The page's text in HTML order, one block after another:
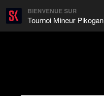
BIENVENUE SUR
Tournoi Mineur Pikogan